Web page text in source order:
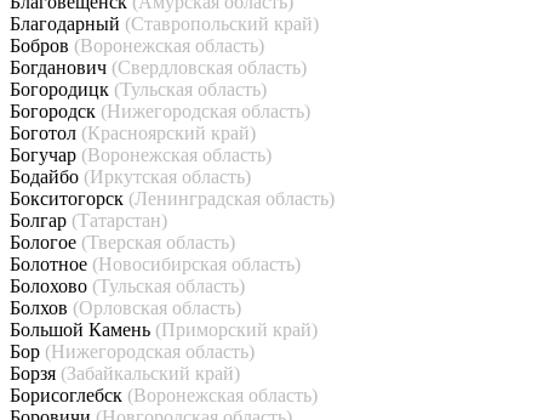
Благодарный (Ставропольский край)
Бобров (Воронежская область)
Богданович (Свердловская область)
Богородицк (Тульская область)
Богородск (Нижегородская область)
Боготол (Красноярский край)
Богучар (Воронежская область)
Бодайбо (Иркутская область)
Бокситогорск (Ленинградская область)
Болгар (Татарстан)
Бологое (Тверская область)
Болотное (Новосибирская область)
Болохово (Тульская область)
Болхов (Орловская область)
Большой Камень (Приморский край)
Бор (Нижегородская область)
Борзя (Забайкальский край)
Борисоглебск (Воронежская область)